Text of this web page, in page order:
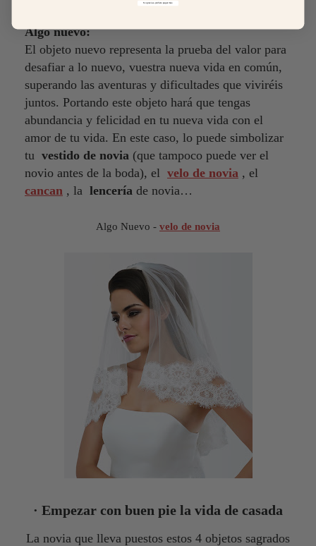
Algo nuevo:
El objeto nuevo representa la prueba del valor para
desafiar a lo nuevo, vuestra nueva vida en común,
superando las aventuras y dificultades que viviréis
juntos. Portando este objeto hará que tengas
abundancia y felicidad en tu nueva vida con el
amor de tu vida. En este caso, lo puede simbolizar
tu vestido de novia (que tampoco puede ver el
novio antes de la boda), el velo de novia , el
cancan , la lencería de novia…
Algo Nuevo - velo de novia
· Empezar con buen pie la vida de casada
La novia que lleva puestos estos 4 objetos sagrados
No gracias, prefiero pagar más